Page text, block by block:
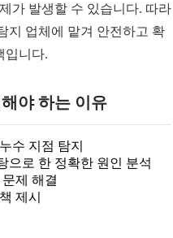
가 발생할 수 있습니다. 따라
지 업체에 맡겨 안전하고 확
입니다.
야 하는 이유
수 지점 탐지
으로 한 정확한 원인 분석
제 해결
제시